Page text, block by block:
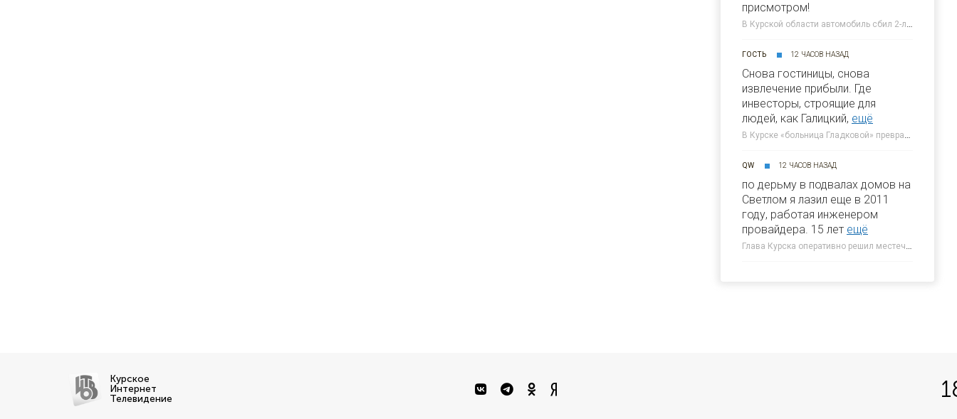
присмотром!
В Курской области автомобиль сбил 2-летнего малыша » 46ТВ Курское Интернет Телевидение
ГОСТЬ 12 ЧАСОВ НАЗАД
Снова гостиницы, снова
извлечение прибыли. Где
инвесторы, строящие для
людей, как Галицкий, ещё
В Курске «больница Гладковой» превратится в отель 4* к 2030 году » 46ТВ Курское Интернет Телевидение
QW 12 ЧАСОВ НАЗАД
по дерьму в подвалах домов на
Светлом я лазил еще в 2011
году, работая инженером
провайдера. 15 лет ещё
Глава Курска оперативно решил местечковую проблему » 46ТВ Курское Интернет Телевидение
Курское
Интернет
Телевидение